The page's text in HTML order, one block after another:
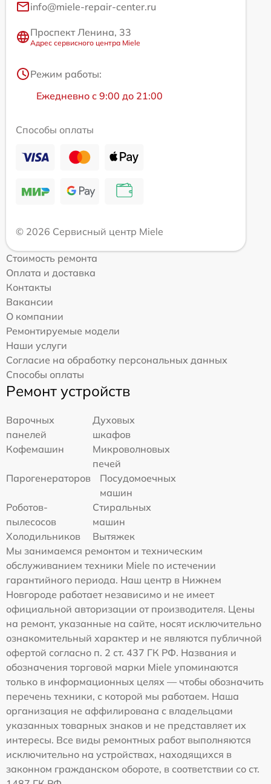
info@miele-repair-center.ru
Проспект Ленина, 33
Адрес сервисного центра Miele
Режим работы:
Ежедневно с 9:00 до 21:00
Способы оплаты
© 2026 Сервисный центр Miele
Стоимость ремонта
Оплата и доставка
Контакты
Вакансии
О компании
Ремонтируемые модели
Наши услуги
Согласие на обработку персональных данных
Способы оплаты
Ремонт устройств
Варочных
панелей
Духовых
шкафов
Кофемашин
Микроволновых
печей
Парогенераторов
Посудомоечных
машин
Роботов-
пылесосов
Стиральных
машин
Холодильников
Вытяжек
Мы занимаемся ремонтом и техническим
обслуживанием техники Miele по истечении
гарантийного периода. Наш центр в Нижнем
Новгороде работает независимо и не имеет
официальной авторизации от производителя. Цены
на ремонт, указанные на сайте, носят исключительно
ознакомительный характер и не являются публичной
офертой согласно п. 2 ст. 437 ГК РФ. Названия и
обозначения торговой марки Miele упоминаются
только в информационных целях — чтобы обозначить
перечень техники, с которой мы работаем. Наша
организация не аффилирована с владельцами
указанных товарных знаков и не представляет их
интересы. Все виды ремонтных работ выполняются
исключительно на устройствах, находящихся в
законном гражданском обороте, в соответствии со ст.